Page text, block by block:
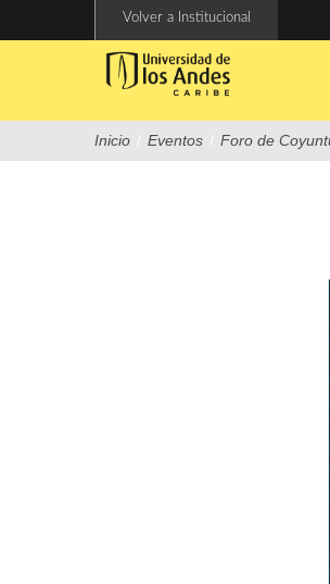
Volver a Institucional
Inicio / Eventos / Foro de